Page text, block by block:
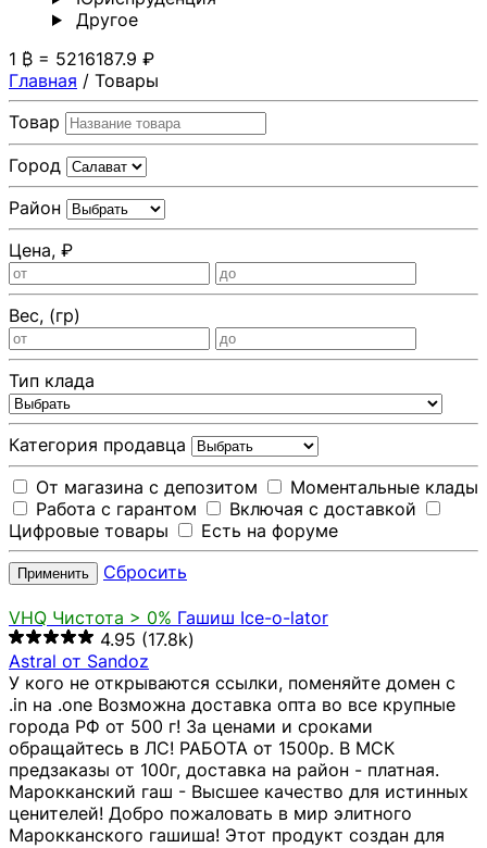
Другoе
1 ₿ = 5216187.9 ₽
Главная / Товары
Товар
Город
Район
Цена, ₽
Вес, (гр)
Тип клада
Категория продавца
От магазина с депозитом
Моментальные клады
Работа с гарантом
Включая с доставкой
Цифровые товары
Есть на форуме
Применить Сбросить
VHQ Чистота > 0% Гашиш Ice-o-lator
4.95 (17.8k)
Astral от Sandoz
У кого не открываются ссылки, поменяйте домен с
.in на .one Возможна доставка опта во все крупные
города РФ от 500 г! За ценами и сроками
обращайтесь в ЛС! РАБОТА от 1500р. В МСК
предзаказы от 100г, доставка на район - платная.
Марокканский гаш - Высшее качество для истинных
ценителей! Добро пожаловать в мир элитного
Марокканского гашиша! Этот продукт создан для